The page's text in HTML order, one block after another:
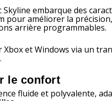
embarque des
pour améliorer la
arrière programmables.
et Windows via un
le confort
fluide et polyvalente,